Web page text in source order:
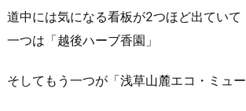
道中には気になる看板が2つほど出ていて
一つは「越後ハーブ香園」
そしてもう一つが「浅草山麓エコ・ミュ